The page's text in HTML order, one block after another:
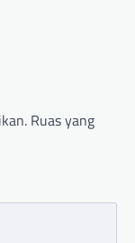
Ruas yang